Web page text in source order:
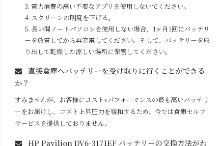
3. 電力消費の高い不要なアプリを使用しないでください。
4. スクリーンの明度を下げる。
5. 長い間ノートパソコンを使用しない場合、1ヶ月1回にバッテリ
ーを放電してから再充電してください。そして、バッテリーを取
り出して乾燥した涼しい場所に保管してください。
直接倉庫へバッテリーを受け取りに行くことができる
か？
すみませんが、お客様にコストvパフォーマンスの最も高いバッテリ
ーをお届けし、コスト上昇圧力を緩和するため、今では倉庫セルフ
サービスを提供しておりません。
HP Pavilion DV6-3171EFバッテリーの交換方法がわ